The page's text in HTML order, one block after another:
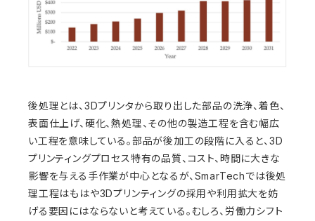
後処理とは、3Dプリンタから取り出した部品の洗浄、着色、
表面仕上げ、硬化、熱処理、その他の製造工程を含む幅広
い工程を意味している。部品が後加工の段階に入ると、3D
プリンティングプロセス特有の品質、コスト、時間に大きな
影響を与える手作業が中心となるが、SmarTechでは後処
理工程はもはや3Dプリンティングの採用や利用拡大を妨
げる要因にはならないと考えている。むしろ、労働力シフト